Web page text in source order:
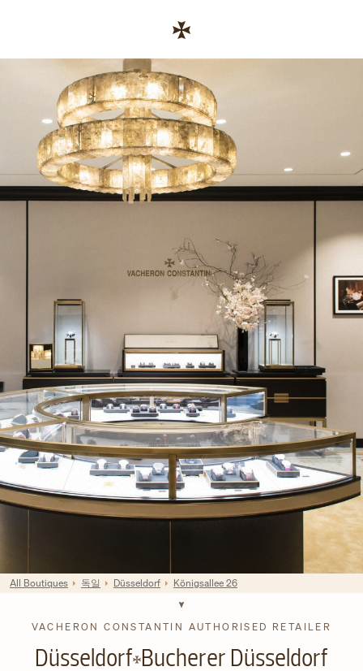
Return to Nav
VACHERON CONSTANTIN AUTHORISED RETAILER
Düsseldorf Bucherer Düsseldorf
All Boutiques 독일 Düsseldorf Königsallee 26